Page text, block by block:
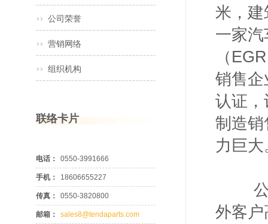
米，
一家
（
销售
认证
制造
力巨大
公司
外客
公司荣誉
营销网络
组织机构
联络卡片
电话： 0550-3991666
手机： 18606655227
传真： 0550-3820800
邮箱： sales8@tendaparts.com